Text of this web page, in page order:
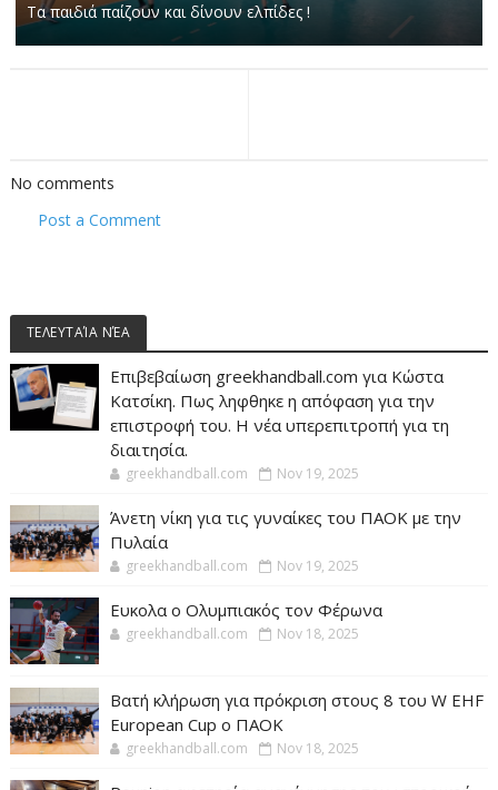
Τα παιδιά παίζουν και δίνουν ελπίδες !
No comments
Post a Comment
ΤΕΛΕΥΤΑΊΑ ΝΈΑ
Επιβεβαίωση greekhandball.com για Κώστα
Κατσίκη. Πως ληφθηκε η απόφαση για την
επιστροφή του. Η νέα υπερεπιτροπή για τη
διαιτησία.
greekhandball.com Nov 19, 2025
Άνετη νίκη για τις γυναίκες του ΠΑΟΚ με την
Πυλαία
greekhandball.com Nov 19, 2025
Ευκολα ο Ολυμπιακός τον Φέρωνα
greekhandball.com Nov 18, 2025
Βατή κλήρωση για πρόκριση στους 8 του W EHF
European Cup ο ΠΑΟΚ
greekhandball.com Nov 18, 2025